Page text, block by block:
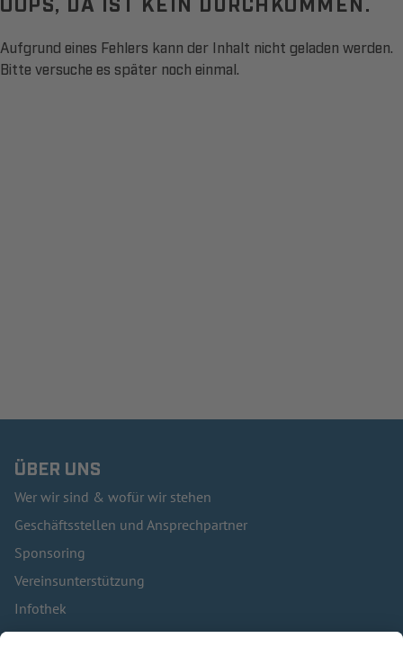
Aufgrund eines Fehlers kann der Inhalt nicht geladen werden.
Bitte versuche es später noch einmal.
ÜBER UNS
Wer wir sind & wofür wir stehen
Geschäftsstellen und Ansprechpartner
Sponsoring
Vereinsunterstützung
Infothek
Kontakt